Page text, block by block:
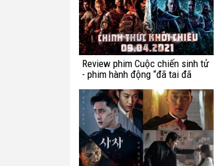
Review phim Cuộc chiến sinh tử
- phim hành động “đã tai đã